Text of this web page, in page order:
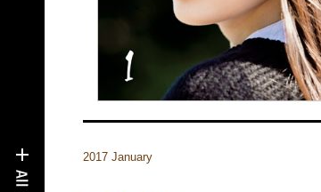
2017 January